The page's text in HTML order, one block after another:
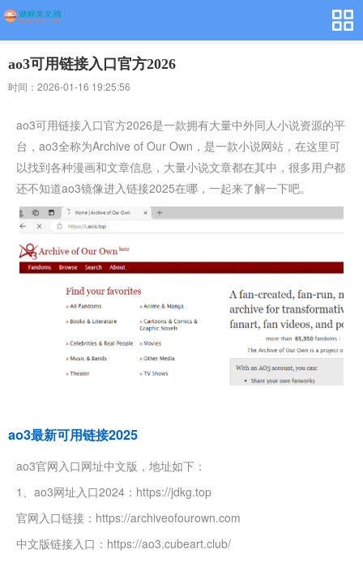
ao3可用链接入口官方2026
时间：2026-01-16 19:25:56
ao3可用链接入口官方2026是一款拥有大量中外同人小说资源的平
台，ao3全称为Archive of Our Own，是一款小说网站，在这里可
以找到各种漫画和文章信息，大量小说文章都在其中，很多用户都
还不知道ao3镜像进入链接2025在哪，一起来了解一下吧。
ao3最新可用链接2025
ao3官网入口网址中文版，地址如下：
1、ao3网址入口2024：https://jdkg.top
官网入口链接：https://archiveofourown.com
中文版链接入口：https://ao3.cubeart.club/